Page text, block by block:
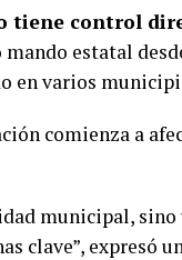
tiene control
mando estatal
en varios
comienza a
municipal,
clave”, expresó